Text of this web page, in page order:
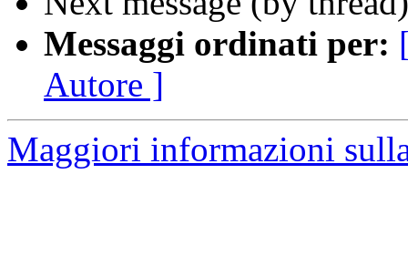
Messaggi ordinati per:
Autore ]
Maggiori informazioni